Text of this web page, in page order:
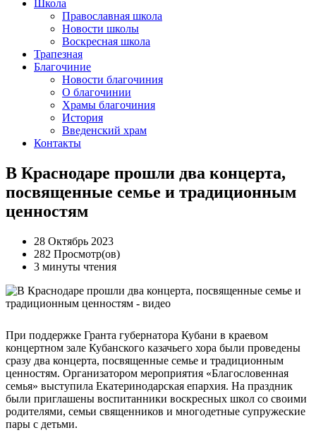
Школа
Православная школа
Новости школы
Воскресная школа
Трапезная
Благочиние
Новости благочиния
О благочинии
Храмы благочиния
История
Введенский храм
Контакты
В Краснодаре прошли два концерта,
посвященные семье и традиционным
ценностям
28 Октябрь 2023
282 Просмотр(ов)
3 минуты чтения
При поддержке Гранта губернатора Кубани в краевом
концертном зале Кубанского казачьего хора были проведены
сразу два концерта, посвященные семье и традиционным
ценностям. Организатором мероприятия «Благословенная
семья» выступила Екатеринодарская епархия. На праздник
были приглашены воспитанники воскресных школ со своими
родителями, семьи священников и многодетные супружеские
пары с детьми.